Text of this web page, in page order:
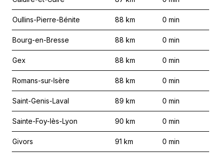
Oullins-Pierre-Bénite 88 km 0 min
Bourg-en-Bresse 88 km 0 min
Gex 88 km 0 min
Romans-sur-Isère 88 km 0 min
Saint-Genis-Laval 89 km 0 min
Sainte-Foy-lès-Lyon 90 km 0 min
Givors 91 km 0 min